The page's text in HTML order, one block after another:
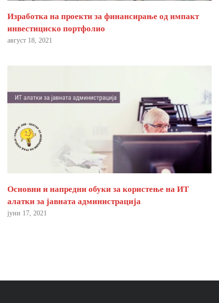
Изработка на проекти за финансирање од импакт
инвестициско портфолио
август 18, 2021
Основни и напредни обуки за користење на ИТ
алатки за јавната администрација
јуни 17, 2021